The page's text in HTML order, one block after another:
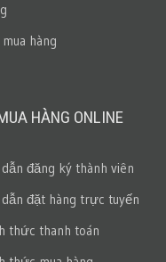
hàng
HÀNG ONLINE
đăng ký thành viên
đặt hàng trực tuyến
thức thanh toán